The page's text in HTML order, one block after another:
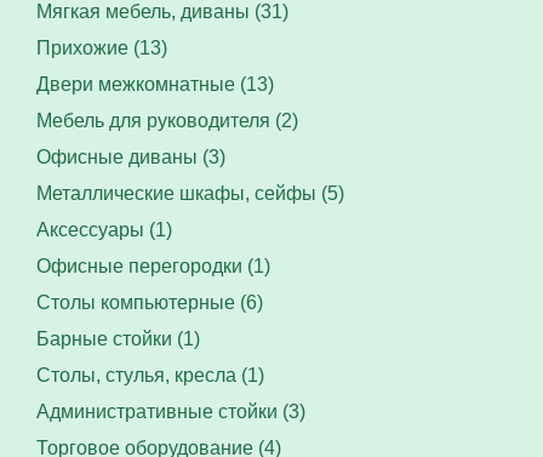
Мягкая мебель, диваны (31)
Прихожие (13)
Двери межкомнатные (13)
Мебель для руководителя (2)
Офисные диваны (3)
Металлические шкафы, сейфы (5)
Аксессуары (1)
Офисные перегородки (1)
Столы компьютерные (6)
Барные стойки (1)
Столы, стулья, кресла (1)
Административные стойки (3)
Торговое оборудование (4)